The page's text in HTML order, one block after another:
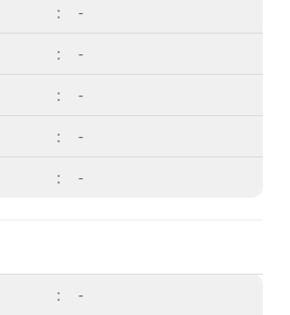
:
-
:
-
:
-
:
-
: -
:
-